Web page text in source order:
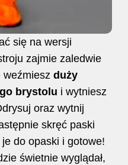
się na wersji
zajmie zaledwie
weźmiesz duży
brystolu i wytniesz
oraz wytnij
skręć paski
do opaski i gotowe!
świetnie wyglądał,